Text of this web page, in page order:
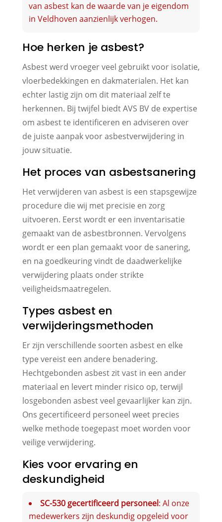
van asbest kan de waarde van je eigendom
in Veldhoven aanzienlijk verhogen.
Hoe herken je asbest?
Asbest werd vroeger veel gebruikt voor isolatie,
vloerbedekkingen en dakmaterialen. Het kan
echter lastig zijn om dit materiaal zelf te
herkennen. Bij twijfel biedt AVS BV de expertise
om asbest te identificeren en adviseren over
de juiste aanpak voor asbestverwijdering in
jouw situatie.
Het proces van asbestsanering
Het verwijderen van asbest is een stapsgewijze
procedure die wij met precisie en zorg
uitvoeren. Eerst wordt er een inventarisatie
gemaakt van de asbestbronnen. Vervolgens
wordt er een plan gemaakt voor de sanering,
en na goedkeuring vindt de daadwerkelijke
verwijdering plaats onder strikte
veiligheidsmaatregelen.
Types asbest en
verwijderingsmethoden
Er zijn verschillende soorten asbest en elke
type vereist een andere benadering.
Hechtgebonden asbest zit vast in een ander
materiaal en levert minder risico op, terwijl
losgebonden asbest veel gevaarlijker kan zijn.
Ons gecertificeerd personeel weet precies
welke methode toegepast moet worden voor
veilige verwijdering.
Kies voor ervaring en
deskundigheid
SC-530 gecertificeerd personeel: Al onze
medewerkers zijn deskundig opgeleid voor